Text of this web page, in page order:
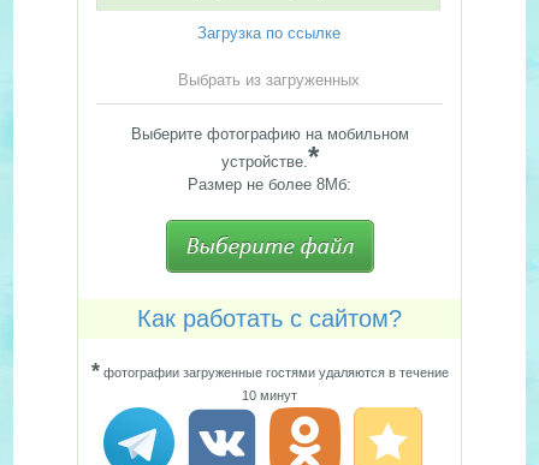
Загрузка по ссылке
Выбрать из загруженных
Выберите фотографию на мобильном
устройстве.*
Размер не более 8Мб:
Как работать с сайтом?
*фотографии загруженные гостями удаляются в течение
10 минут